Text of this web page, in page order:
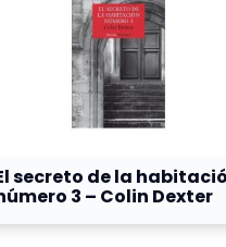
secreto de la
3 – Colin Dexter